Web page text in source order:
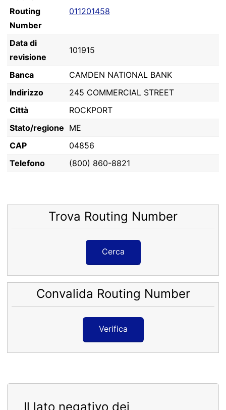
Routing
Number
011201458
Data di
revisione
101915
Banca
CAMDEN NATIONAL BANK
Indirizzo
245 COMMERCIAL STREET
Città
ROCKPORT
Stato/regione ME
CAP
04856
Telefono
(800) 860-8821
Trova Routing Number
Cerca
Convalida Routing Number
Verifica
Il lato negativo dei